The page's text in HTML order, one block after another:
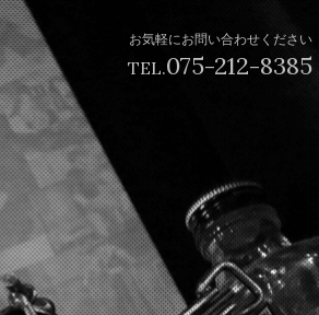
お気軽にお問い合わせください
TEL.075-212-8385